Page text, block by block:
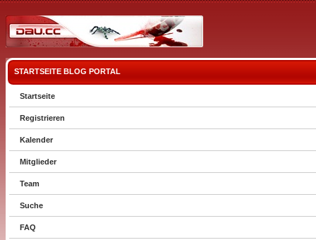
STARTSEITE BLOG PORTAL
Startseite
Registrieren
Kalender
Mitglieder
Team
Suche
FAQ